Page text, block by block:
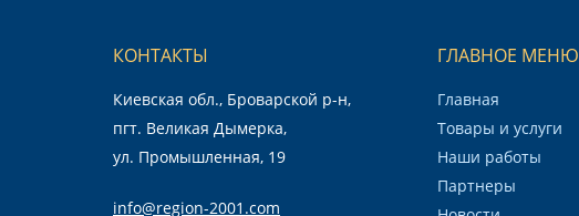
КОНТАКТЫ
Киевская обл., Броварской р-н,
пгт. Великая Дымерка,
ул. Промышленная, 19
info@region-2001.com
ГЛАВНОЕ МЕНЮ
Главная
Товары и услуги
Наши работы
Партнеры